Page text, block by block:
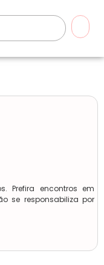
Prefira encontros em
se responsabiliza por